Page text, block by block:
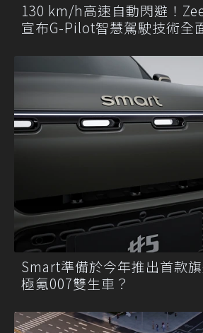
130 km/h高速自動閃避！
宣布G-Pilot智慧駕駛技術全
Smart準備於今年推出首款
極氪007雙生車？